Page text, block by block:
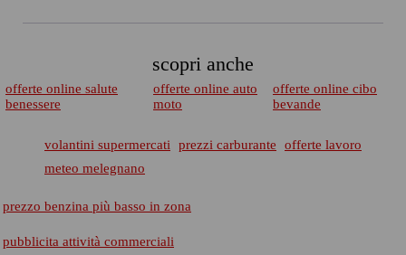
scopri anche
offerte online salute
benessere
offerte online auto
moto
offerte online cibo
bevande
volantini supermercati prezzi carburante
offerte lavoro
meteo melegnano
prezzo benzina più basso in zona
pubblicita attività commerciali